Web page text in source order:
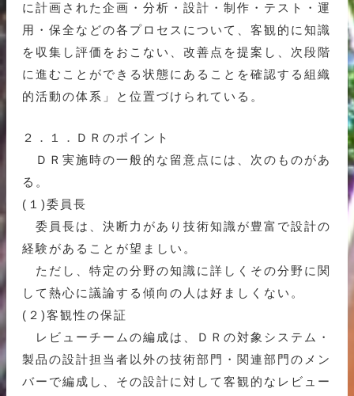
に計画された企画・分析・設計・制作・テスト・運
用・保全などの各プロセスについて、客観的に知識
を収集し評価をおこない、改善点を提案し、次段階
に進むことができる状態にあることを確認する組織
的活動の体系」と位置づけられている。
２．１．ＤＲのポイント
ＤＲ実施時の一般的な留意点には、次のものがあ
る。
(１)委員長
委員長は、決断力があり技術知識が豊富で設計の
経験があることが望ましい。
ただし、特定の分野の知識に詳しくその分野に関
して熱心に議論する傾向の人は好ましくない。
(２)客観性の保証
レビューチームの編成は、ＤＲの対象システム・
製品の設計担当者以外の技術部門・関連部門のメン
バーで編成し、その設計に対して客観的なレビュー